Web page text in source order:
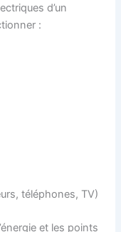
d’un
:
téléphones, TV)
et les points